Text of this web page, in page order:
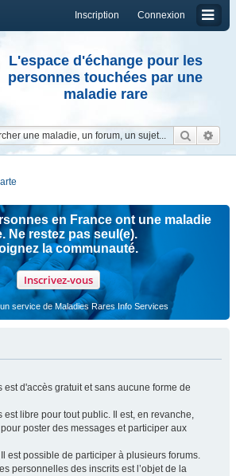
Connexion
Inscription
L'espace d'échange pour les
personnes touchées par une
maladie rare
en France ont une maladie
Ne restez pas seul(e).
la communauté.
Inscrivez-vous
service de Maladies Rares Info Services
est d'accès gratuit et sans aucune forme de
est libre pour tout public. Il est, en revanche,
poster des messages et participer aux
est possible de participer à plusieurs forums.
personnelles des inscrits est l’objet de la